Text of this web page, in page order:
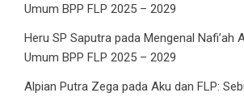
Umum BPP FLP 2025 – 2029
Heru SP Saputra pada Mengenal Nafi’ah
Umum BPP FLP 2025 – 2029
Alpian Putra Zega pada Aku dan FLP: